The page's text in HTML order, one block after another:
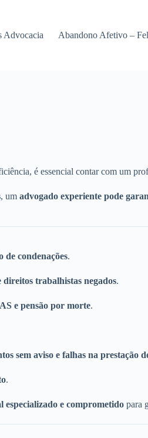
Advocacia Abandono Afetivo –
é essencial contar com um
, um advogado experiente pode
de condenações.
direitos trabalhistas negados.
e pensão por morte.
sem aviso e falhas na prestação
.
especializado e comprometido para